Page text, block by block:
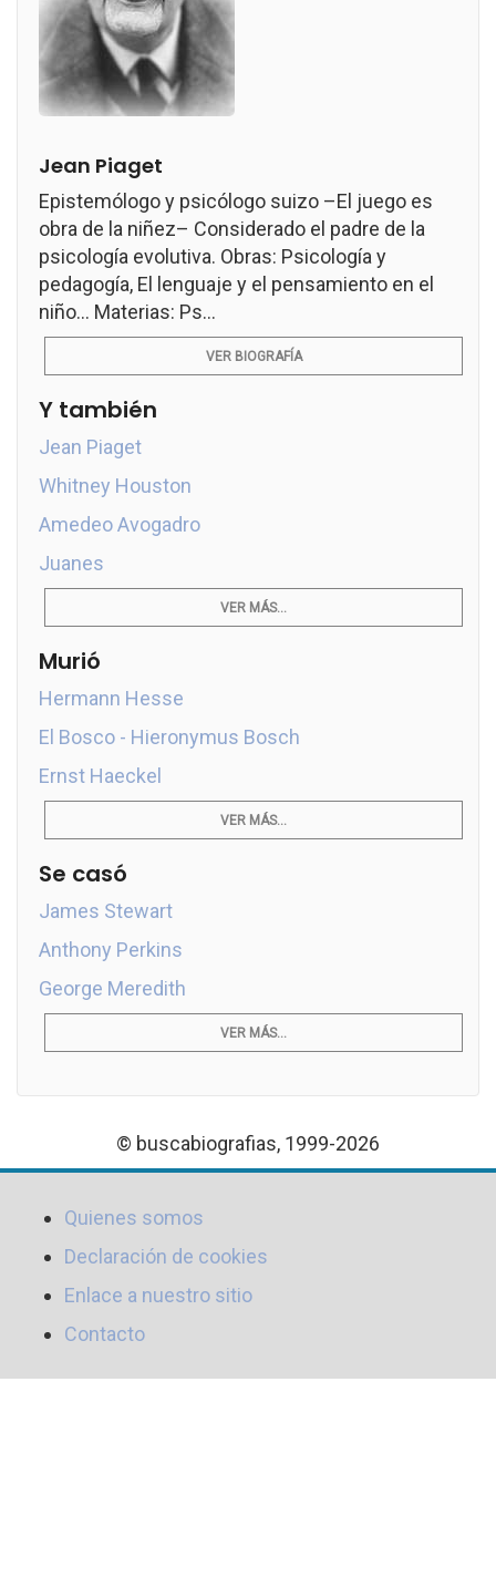
Jean Piaget
Epistemólogo y psicólogo suizo –El juego es
obra de la niñez– Considerado el padre de la
psicología evolutiva. Obras: Psicología y
pedagogía, El lenguaje y el pensamiento en el
niño... Materias: Ps...
VER BIOGRAFÍA
Y también
Jean Piaget
Whitney Houston
Amedeo Avogadro
Juanes
VER MÁS...
Murió
Hermann Hesse
El Bosco - Hieronymus Bosch
Ernst Haeckel
VER MÁS...
Se casó
James Stewart
Anthony Perkins
George Meredith
VER MÁS...
© buscabiografias, 1999-2026
Quienes somos
Declaración de cookies
Enlace a nuestro sitio
Contacto